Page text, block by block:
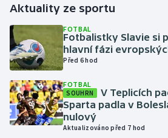
Gymnastika
Házená
Jezdectví
Judo
Aktuality ze sportu
FOTBAL
Fotbalistky Slavie si
hlavní fázi
Před 6 hod
FOTBAL
SOUHRN
V Teplicích
Sparta padla v
nulový
Aktualizováno před 7 hod